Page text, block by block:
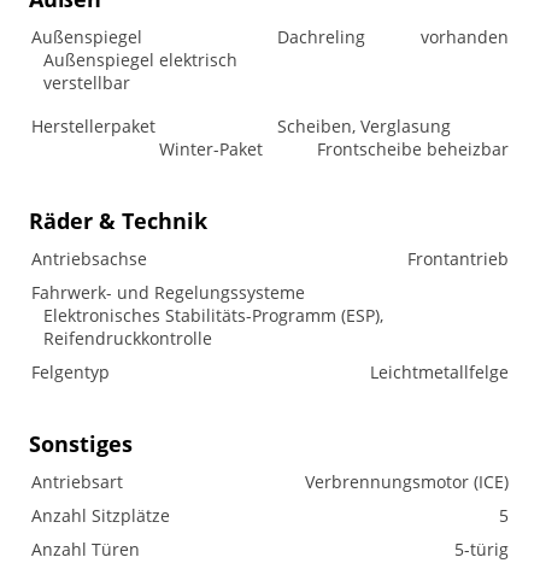
Außenspiegel
Außenspiegel elektrisch
verstellbar
Dachreling vorhanden
Herstellerpaket
Winter-Paket
Scheiben, Verglasung
Frontscheibe beheizbar
Räder & Technik
Antriebsachse
Frontantrieb
Fahrwerk- und Regelungssysteme
Elektronisches Stabilitäts-Programm (ESP),
Reifendruckkontrolle
Felgentyp
Leichtmetallfelge
Sonstiges
Antriebsart
Verbrennungsmotor (ICE)
Anzahl Sitzplätze
5
Anzahl Türen
5-türig